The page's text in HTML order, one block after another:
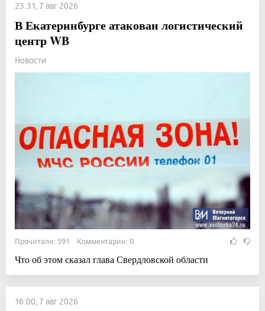
23:31, 7 авг 2026
В Екатеринбурге атакован логистический
центр WB
Новости
Прочитали: 591 Комментарии: 0
Что об этом сказал глава Свердловской области
16:00, 7 авг 2026